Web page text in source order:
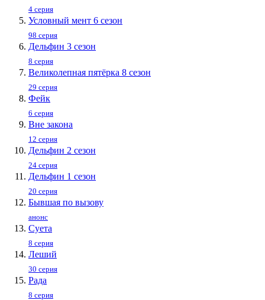
4 серия
Условный мент 6 сезон
98 серия
Дельфин 3 сезон
8 серия
Великолепная пятёрка 8 сезон
29 серия
Фейк
6 серия
Вне закона
12 серия
Дельфин 2 сезон
24 серия
Дельфин 1 сезон
20 серия
Бывшая по вызову
анонс
Суета
8 серия
Леший
30 серия
Рада
8 серия